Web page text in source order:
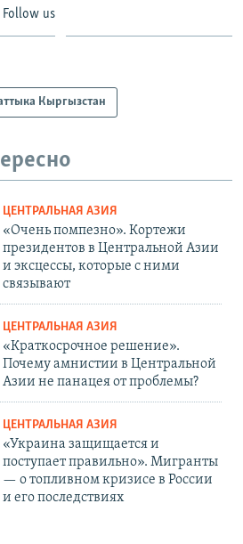
Follow us
Кыргызстан
ЦЕНТРАЛЬНАЯ АЗИЯ
«Очень помпезно». Кортежи
президентов в Центральной Азии
и эксцессы, которые с ними
связывают
ЦЕНТРАЛЬНАЯ АЗИЯ
«Краткосрочное решение».
Почему амнистии в Центральной
Азии не панацея от проблемы?
ЦЕНТРАЛЬНАЯ АЗИЯ
«Украина защищается и
поступает правильно». Мигранты
— о топливном кризисе в России
и его последствиях